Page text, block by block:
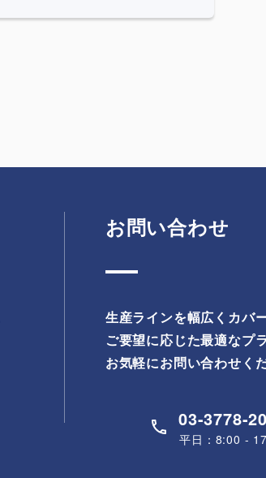
お問い合わせ
生産ラインを幅広くカバ
ご要望に応じた最適なプ
お気軽にお問い合わせくだ
03-3778-
平日：8:00 -